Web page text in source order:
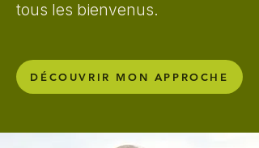
tous les bienvenus.
DÉCOUVRIR MON APPROCHE